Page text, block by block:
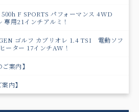
500h F SPORTS パフォーマンス 4WD
専用21インチアルミ！
ゴルフ カブリオレ 1.4 TSI 電動ソフ
ーター 17インチAW！
案内】
内】